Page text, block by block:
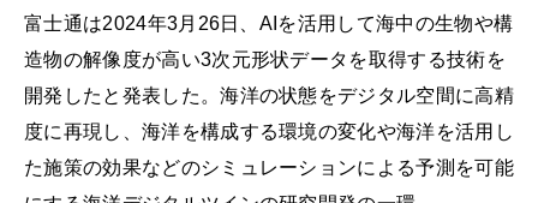
富士通は2024年3月26日、AIを活用して海中の生物や構
造物の解像度が高い3次元形状データを取得する技術を
開発したと発表した。海洋の状態をデジタル空間に高精
度に再現し、海洋を構成する環境の変化や海洋を活用し
た施策の効果などのシミュレーションによる予測を可能